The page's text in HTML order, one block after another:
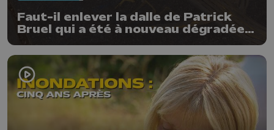
Faut-il enlever la dalle de Patrick
Bruel qui a été à nouveau dégradée ?
"Nos ouvriers sont en vacances"